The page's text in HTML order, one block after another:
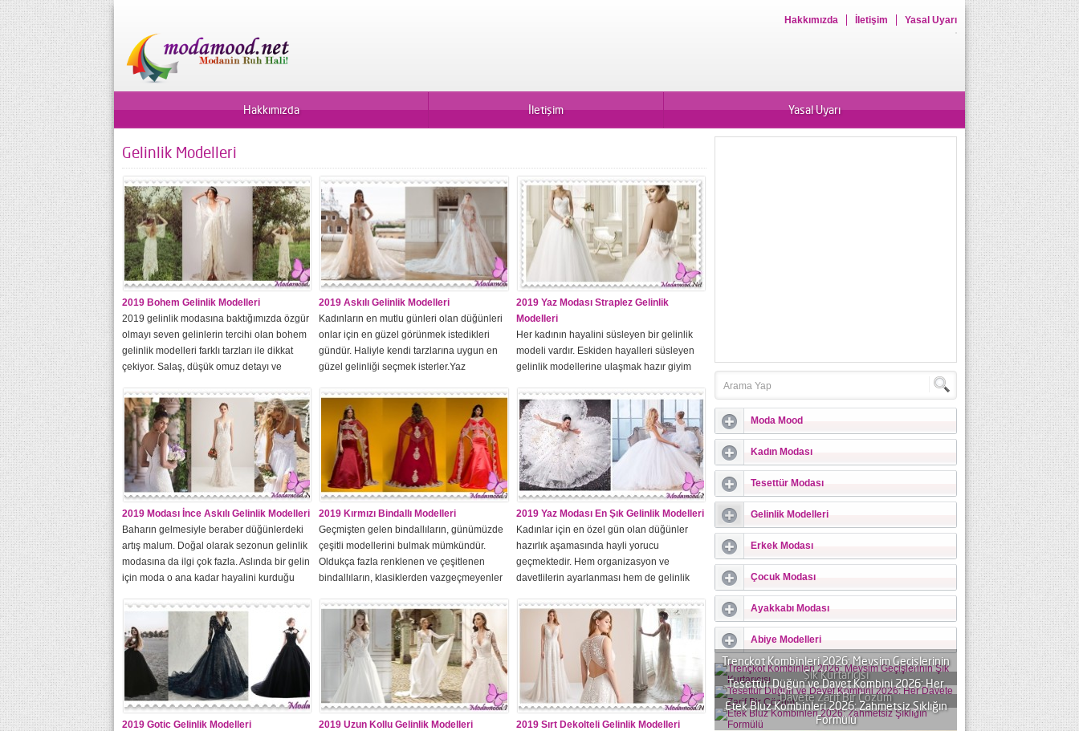
Hakkımızda İletişim Yasal Uyarı
Hakkımızda İletişim Yasal Uyarı
Gelinlik Modelleri
2019 Bohem Gelinlik Modelleri
2019 gelinlik modasına baktığımızda özgür
olmayı seven gelinlerin tercihi olan bohem
gelinlik modelleri farklı tarzları ile dikkat
çekiyor. Salaş, düşük omuz detayı ve
anlamda özgürlüğü simgeleyen bohem
gelinlikler özellikle yaz ayları için ideal bir
seçim oluyor. 70’li yılların özgürlük
esintilerini günümüze taşıyan bohem
gelinlikler...
2019 Askılı Gelinlik Modelleri
Kadınların en mutlu günleri olan düğünleri
onlar için en güzel görünmek istedikleri
gündür. Haliyle kendi tarzlarına uygun en
güzel gelinliği seçmek isterler.Yaz
modayı takip etmek hayli zor olabilmektedir.
Düğün günlerinde hayatlarının en güzel
anlarını yaşamak isteyen hanımlar için en
önemli detay gelinlikleridir. O günün
konseptine ve...
2019 Yaz Modası Straplez Gelinlik
Modelleri
Her kadının hayalini süsleyen bir gelinlik
modeli vardır. Eskiden hayalleri süsleyen
gelinlik modellerine ulaşmak hazır giyim
Hayalindeki gelinliği giymek isteyen
hanımlar yüksek miktarlarda paralar
ödeyerek istediklerine ulaşabiliyorlardı.
Günümüzde ise her kadın hayallerini
süsleyen gelinliğe kolayca ulaşabiliyor.En
Çok Tercih Edilen Gelinlik Modelleri2019
yaz ayları için ünlü modacılar tarafından...
2019 Modası İnce Askılı Gelinlik Modelleri
Baharın gelmesiyle beraber düğünlerdeki
artış malum. Doğal olarak sezonun gelinlik
modasına da ilgi çok fazla. Aslında bir gelin
için moda o ana kadar hayalini kurduğu
hâkim modellere göz atmakta fayda var. Bu
sezon için kesim açısından belirli bir moda
olmasa da rahatlık bakımından tercih...
2019 Kırmızı Bindallı Modelleri
Geçmişten gelen bindallıların, günümüzde
çeşitli modellerini bulmak mümkündür.
Oldukça fazla renklenen ve çeşitlenen
bindallıların, klasiklerden vazgeçmeyenler
Üstelik rengi kırmızı olup da çok farklı
modelleri olan bindallılar da bulunmaktadır.
Ceketli, yelekli, şalvarlı ve prenses etekli
olan modellerden bunlardan
bazılarıdır.Şalvarlı Kırmızı Bindallı
ModelleriŞalvar kullanımı bindallılara,
Anadolu’nun...
2019 Yaz Modası En Şık Gelinlik Modelleri
Kadınlar için en özel gün olan düğünler
hazırlık aşamasında hayli yorucu
geçmektedir. Hem organizasyon ve
davetlilerin ayarlanması hem de gelinlik
zorluk yaşamaktadır.2019 Yazında
DüğünlerHer yaz olduğu gibi 2019 yazında
da moda dünyasını en çok etkileyen durum
düğünlerin başlayacak olması. Yaz
aylarının yağmursuz çamursuz geçmesi...
2019 Gotic Gelinlik Modelleri
2019 Uzun Kollu Gelinlik Modelleri
2019 Sırt Dekolteli Gelinlik Modelleri
Moda Mood
Kadın Modası
Tesettür Modası
Gelinlik Modelleri
Erkek Modası
Çocuk Modası
Ayakkabı Modası
Abiye Modelleri
Trençkot Kombinleri 2026: Mevsim Geçişlerinin
Şık Kurtarıcısı
Tesettür Düğün ve Davet Kombini 2026: Her
Davete Zarif Bir Çözüm
Etek Bluz Kombinleri 2026: Zahmetsiz Şıklığın
Formülü